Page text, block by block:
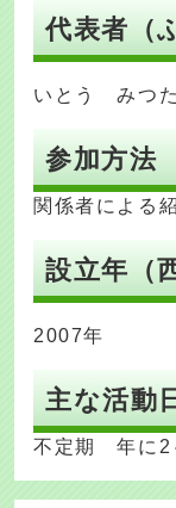
代表者（
いとう みつ
参加方法
関係者による
設立年（
2007年
主な活動
不定期 年に2